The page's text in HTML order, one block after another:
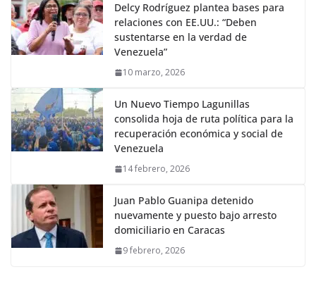
Delcy Rodríguez plantea bases para
relaciones con EE.UU.: “Deben
sustentarse en la verdad de
Venezuela”
10 marzo, 2026
Un Nuevo Tiempo Lagunillas
consolida hoja de ruta política para la
recuperación económica y social de
Venezuela
14 febrero, 2026
Juan Pablo Guanipa detenido
nuevamente y puesto bajo arresto
domiciliario en Caracas
9 febrero, 2026